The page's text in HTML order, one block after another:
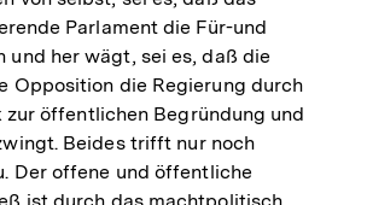
Parlament die Für-und
und her wägt, sei es, daß die
Opposition die Regierung durch
öffentlichen Begründung und
Beides trifft nur noch
Der offene und öffentliche
ist durch das machtpolitisch